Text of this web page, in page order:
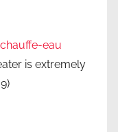
eau
is extremely